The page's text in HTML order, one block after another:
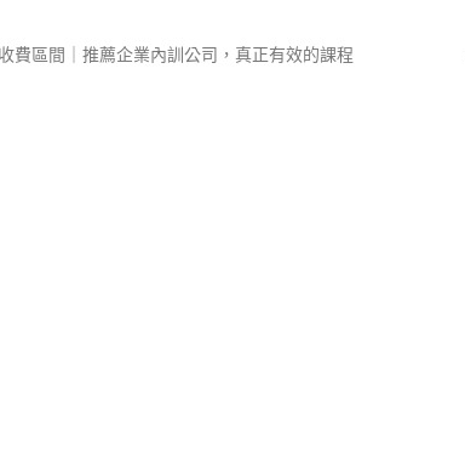
費區間｜推薦企業內訓公司，真正有效的課程